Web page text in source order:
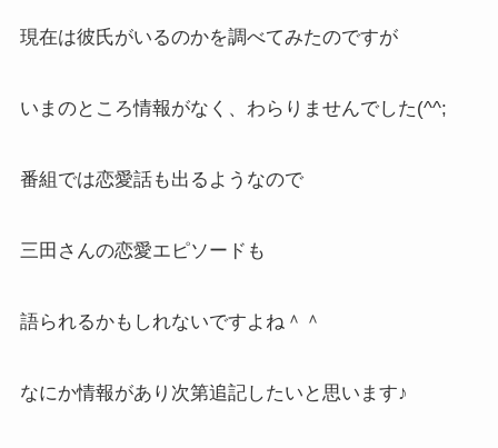
現在は彼氏がいるのかを調べてみたのですが
いまのところ情報がなく、わらりませんでした(^^;
番組では恋愛話も出るようなので
三田さんの恋愛エピソードも
語られるかもしれないですよね＾＾
なにか情報があり次第追記したいと思います♪